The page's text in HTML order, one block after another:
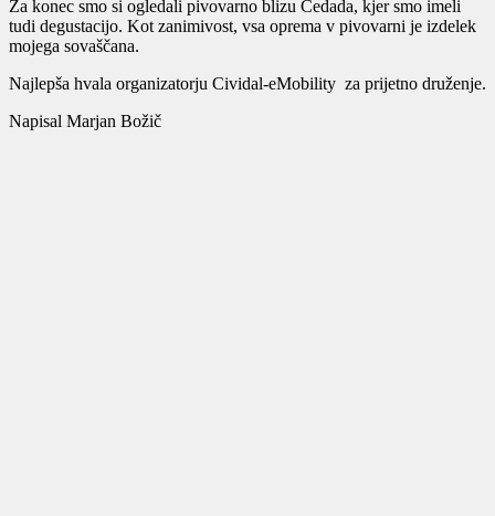
Za konec smo si ogledali pivovarno blizu Čedada, kjer smo imeli
tudi degustacijo. Kot zanimivost, vsa oprema v pivovarni je izdelek
mojega sovaščana.
Najlepša hvala organizatorju Cividal-eMobility za prijetno druženje.
Napisal Marjan Božič